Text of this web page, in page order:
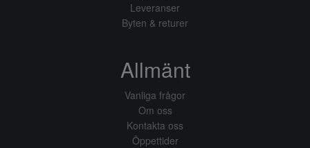
Leveranser
Byten & returer
Allmänt
Vanliga frågor
Om oss
Kontakta oss
Öppettider